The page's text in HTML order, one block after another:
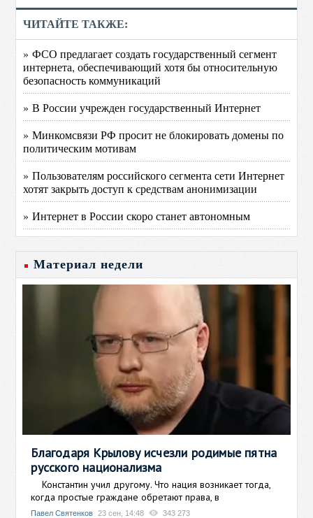
ЧИТАЙТЕ ТАКЖЕ:
» ФСО предлагает создать государственный сегмент
интернета, обеспечивающий хотя бы относительную
безопасность коммуникаций
» В России учрежден государственный Интернет
» Минкомсвязи РФ просит не блокировать домены по
политическим мотивам
» Пользователям российского сегмента сети Интернет
хотят закрыть доступ к средствам анонимизации
» Интернет в России скоро станет автономным
Материал недели
Благодаря Крылову исчезли родимые пятна
русского национализма
Константин учил другому. Что нация возникает тогда,
когда простые граждане обретают права, в
Павел Святенков 23 сен, 14:48 343 273